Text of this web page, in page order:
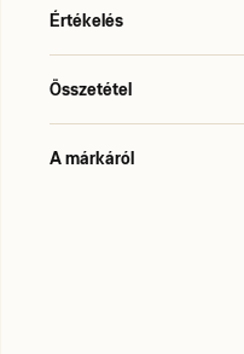
Értékelés
Összetétel
A márkáról